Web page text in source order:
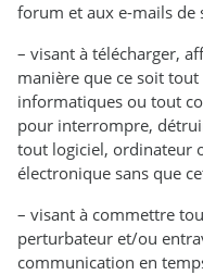
forum et aux e-mails de
– visant à télécharger,
manière que ce soit
informatiques ou tout
pour interrompre,
tout logiciel, ordinateur
électronique sans que
– visant à commettre
perturbateur et/ou
communication en